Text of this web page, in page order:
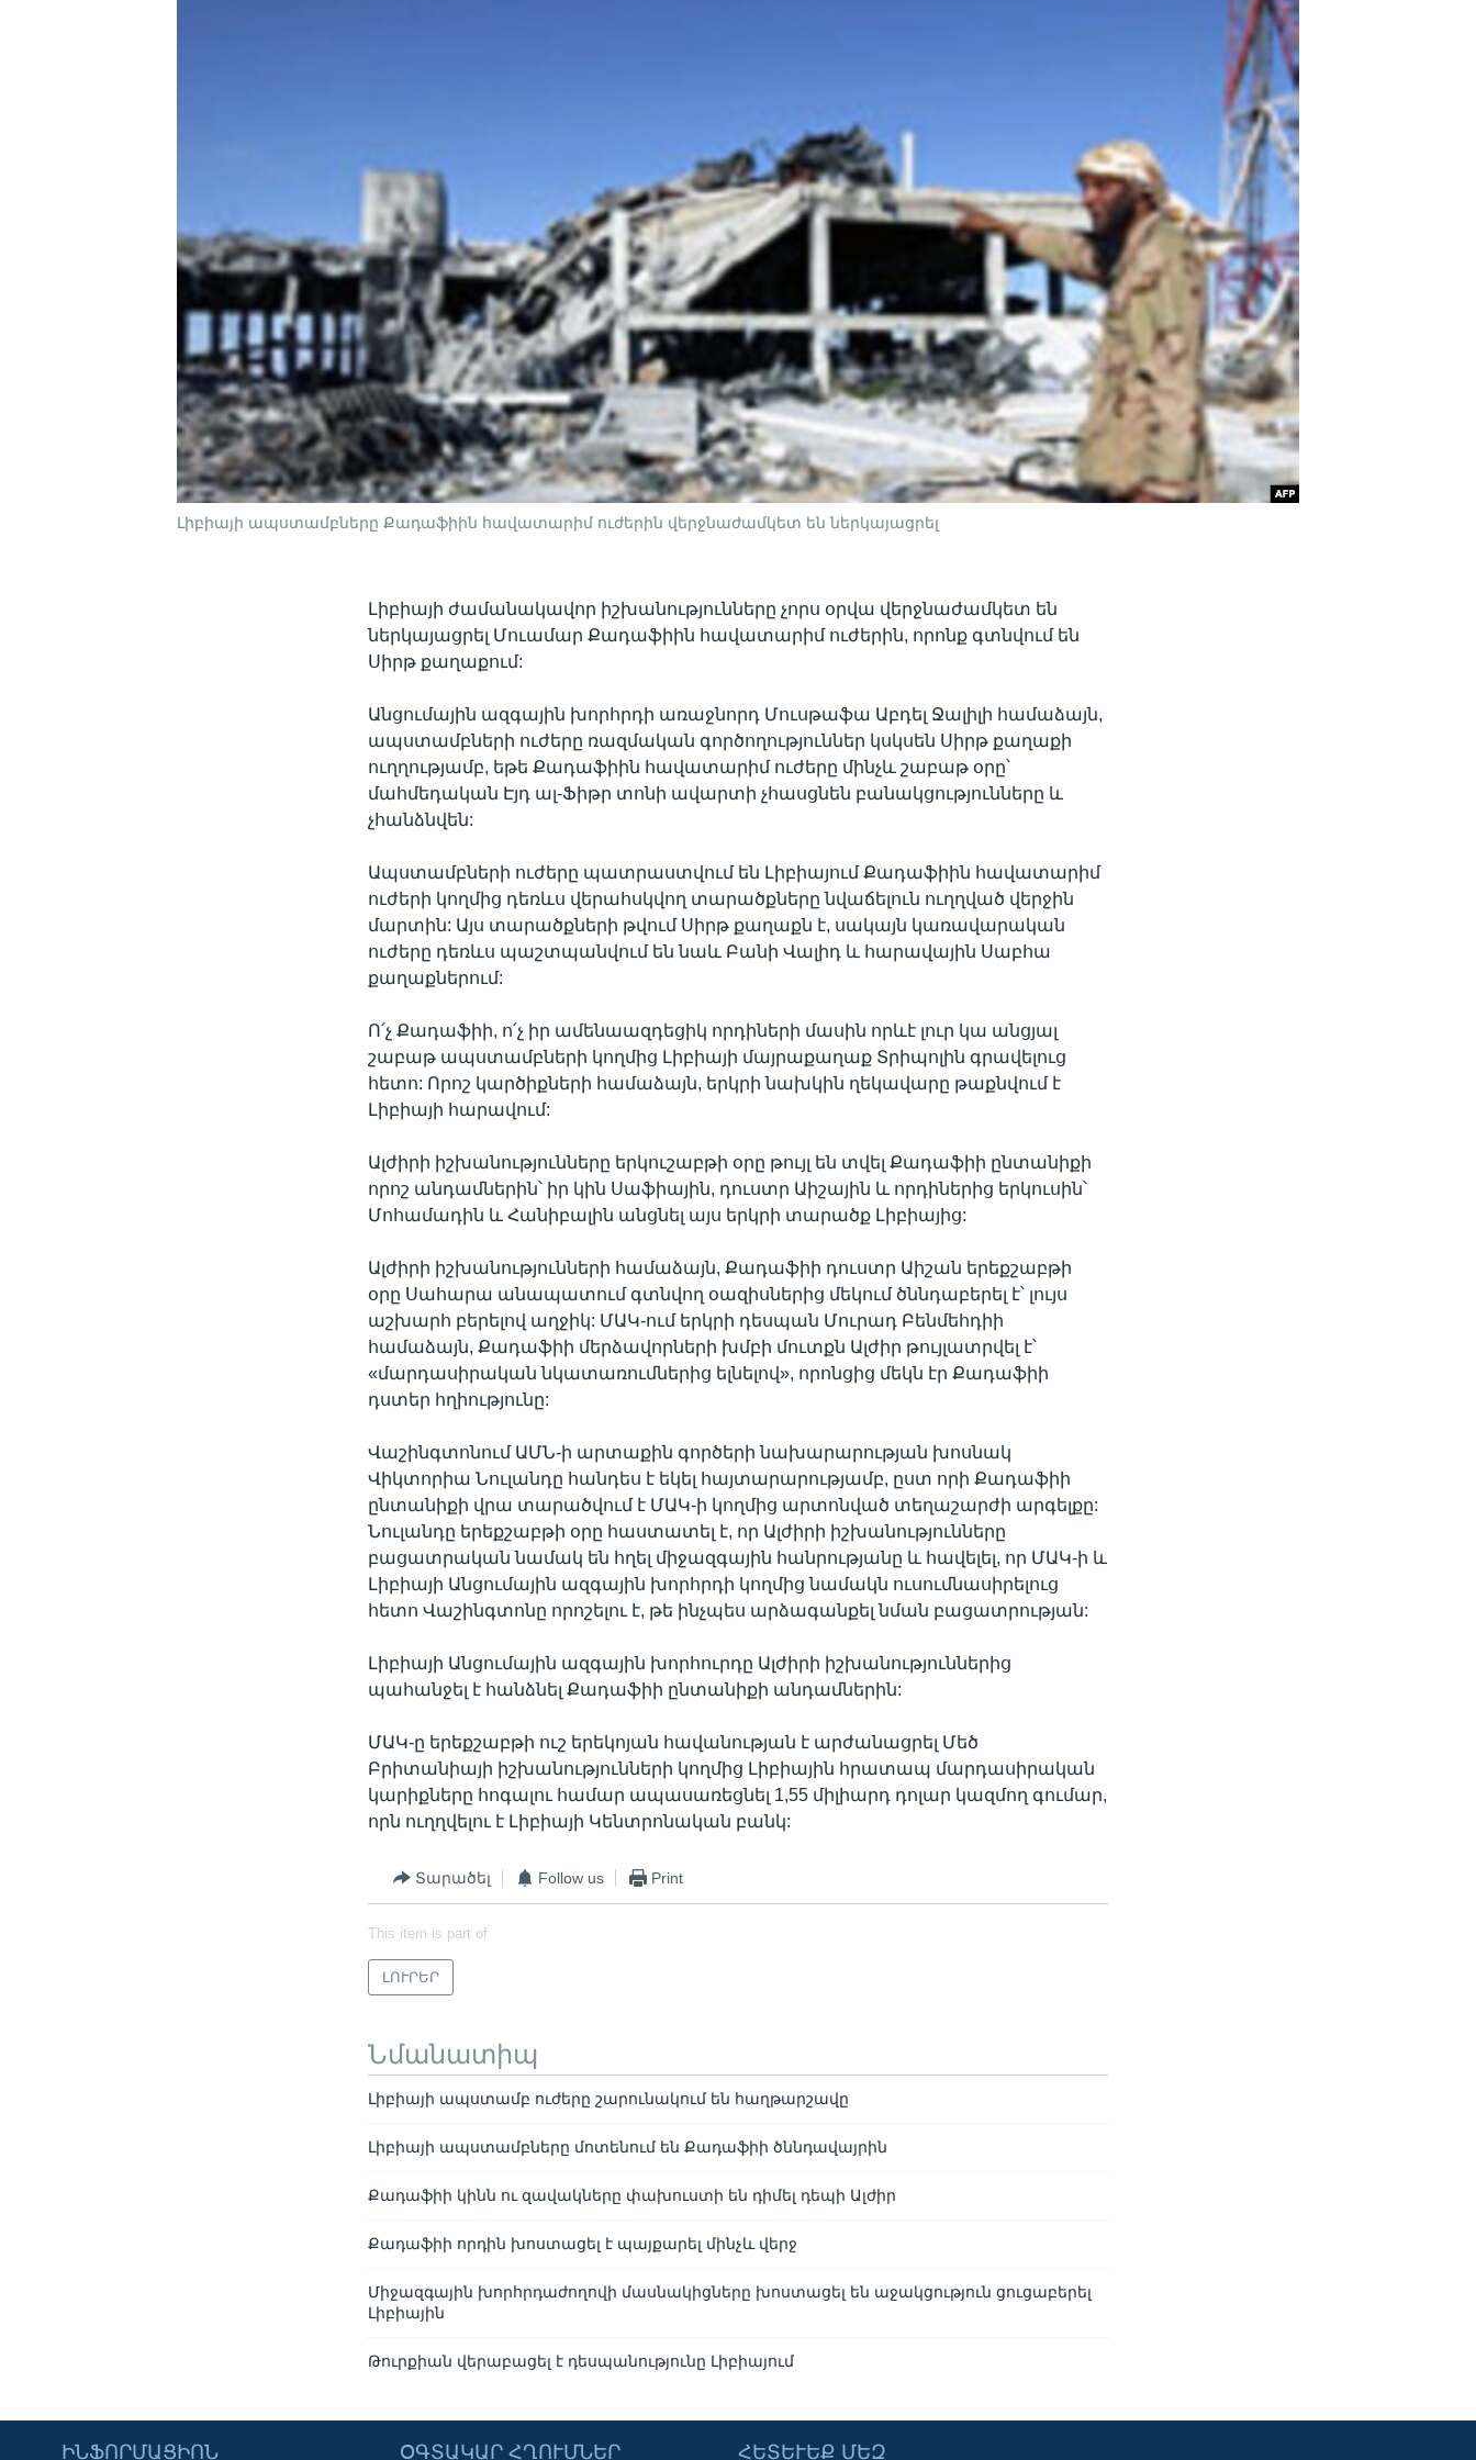
Լիբիայի ապստամբները Քադաֆիին հավատարիմ ուժերին վերջնաժամկետ են ներկայացրել
Լիբիայի ժամանակավոր իշխանությունները չորս օրվա վերջնաժամկետ են
ներկայացրել Մուամար Քադաֆիին հավատարիմ ուժերին, որոնք գտնվում են
Սիրթ քաղաքում:
Անցումային ազգային խորհրդի առաջնորդ Մուսթաֆա Աբդել Ջալիլի համաձայն,
ապստամբների ուժերը ռազմական գործողություններ կսկսեն Սիրթ քաղաքի
ուղղությամբ, եթե Քադաֆիին հավատարիմ ուժերը մինչև շաբաթ օրը՝
մահմեդական Էյդ ալ-Ֆիթր տոնի ավարտի չհասցնեն բանակցությունները և
չհանձնվեն:
Ապստամբների ուժերը պատրաստվում են Լիբիայում Քադաֆիին հավատարիմ
ուժերի կողմից դեռևս վերահսկվող տարածքները նվաճելուն ուղղված վերջին
մարտին: Այս տարածքների թվում Սիրթ քաղաքն է, սակայն կառավարական
ուժերը դեռևս պաշտպանվում են նաև Բանի Վալիդ և հարավային Սաբհա
քաղաքներում:
Ո՛չ Քադաֆիի, ո՛չ իր ամենաազդեցիկ որդիների մասին որևէ լուր կա անցյալ
շաբաթ ապստամբների կողմից Լիբիայի մայրաքաղաք Տրիպոլին գրավելուց
հետո: Որոշ կարծիքների համաձայն, երկրի նախկին ղեկավարը թաքնվում է
Լիբիայի հարավում:
Ալժիրի իշխանությունները երկուշաբթի օրը թույլ են տվել Քադաֆիի ընտանիքի
որոշ անդամներին՝ իր կին Սաֆիային, դուստր Աիշային և որդիներից երկուսին՝
Մոհամադին և Հանիբալին անցնել այս երկրի տարածք Լիբիայից:
Ալժիրի իշխանությունների համաձայն, Քադաֆիի դուստր Աիշան երեքշաբթի
օրը Սահարա անապատում գտնվող օազիսներից մեկում ծննդաբերել է՝ լույս
աշխարհ բերելով աղջիկ: ՄԱԿ-ում երկրի դեսպան Մուրադ Բենմեհդիի
համաձայն, Քադաֆիի մերձավորների խմբի մուտքն Ալժիր թույլատրվել է՝
«մարդասիրական նկատառումներից ելնելով», որոնցից մեկն էր Քադաֆիի
դստեր հղիությունը:
Վաշինգտոնում ԱՄՆ-ի արտաքին գործերի նախարարության խոսնակ
Վիկտորիա Նուլանդը հանդես է եկել հայտարարությամբ, ըստ որի Քադաֆիի
ընտանիքի վրա տարածվում է ՄԱԿ-ի կողմից արտոնված տեղաշարժի արգելքը:
Նուլանդը երեքշաբթի օրը հաստատել է, որ Ալժիրի իշխանությունները
բացատրական նամակ են հղել միջազգային հանրությանը և հավելել, որ ՄԱԿ-ի և
Լիբիայի Անցումային ազգային խորհրդի կողմից նամակն ուսումնասիրելուց
հետո Վաշինգտոնը որոշելու է, թե ինչպես արձագանքել նման բացատրության:
Լիբիայի Անցումային ազգային խորհուրդը Ալժիրի իշխանություններից
պահանջել է հանձնել Քադաֆիի ընտանիքի անդամներին:
ՄԱԿ-ը երեքշաբթի ուշ երեկոյան հավանության է արժանացրել Մեծ
Բրիտանիայի իշխանությունների կողմից Լիբիային հրատապ մարդասիրական
կարիքները հոգալու համար ապասառեցնել 1,55 միլիարդ դոլար կազմող գումար,
որն ուղղվելու է Լիբիայի Կենտրոնական բանկ:
Տարածել Follow us Print
This item is part of
ԼՈՒՐԵՐ
Նմանատիպ
Լիբիայի ապստամբ ուժերը շարունակում են հաղթարշավը
Լիբիայի ապստամբները մոտենում են Քադաֆիի ծննդավայրին
Քադաֆիի կինն ու զավակները փախուստի են դիմել դեպի Ալժիր
Քադաֆիի որդին խոստացել է պայքարել մինչև վերջ
Միջազգային խորհրդաժողովի մասնակիցները խոստացել են աջակցություն ցուցաբերել
Լիբիային
Թուրքիան վերաբացել է դեսպանությունը Լիբիայում
ՀԵՏԵՒԵՔ ՄԵԶ
ԻՆՖՈՐՄԱՑԻՈՆ ՕԳՏԱԿԱՐ ՀՂՈՒՄՆԵՐ